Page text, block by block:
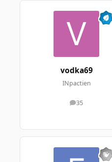
vodka69
INpactien
35
messages